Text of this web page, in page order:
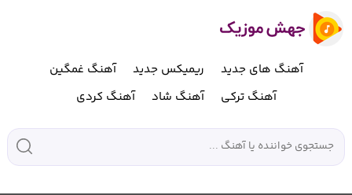
آهنگ های جدید ریمیکس جدید
آهنگ غمگین
آهنگ ترکی
آهنگ شاد آهنگ کردی